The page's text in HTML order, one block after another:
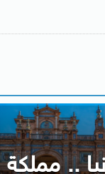
.. مملكة